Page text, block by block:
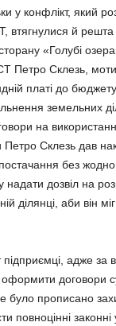
у кон­ф­лікт, який
й решта
«Голубі
Пет­ро Склезь,
платі до
зе­мельних
на
Петро Ск­лезь дав
без
доз­віл на
ді­лянці, аби він
адже за
офо­­р­­мити договори
було пропи­сано
повно­цінні